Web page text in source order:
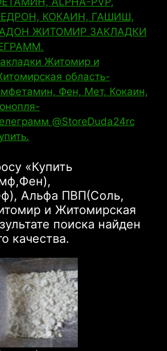
КОКАИН, ГАШИШ,
ЖИТОМИР ЗАКЛАДКИ
Житомир и
область-
Фен, Мет, Кокаин,
@StoreDuda24rc
«Купить
Альфа ПВП(Соль,
и Житомирская
поиска найден
качества.